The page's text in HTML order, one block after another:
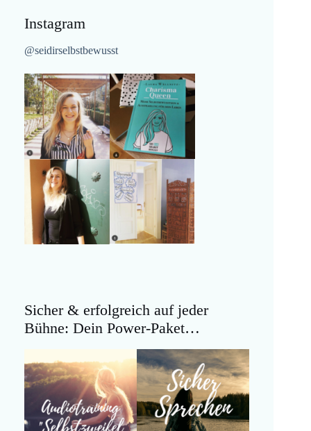
Instagram
@seidirselbstbewusst
Sicher & erfolgreich auf jeder
Bühne: Dein Power-Paket…